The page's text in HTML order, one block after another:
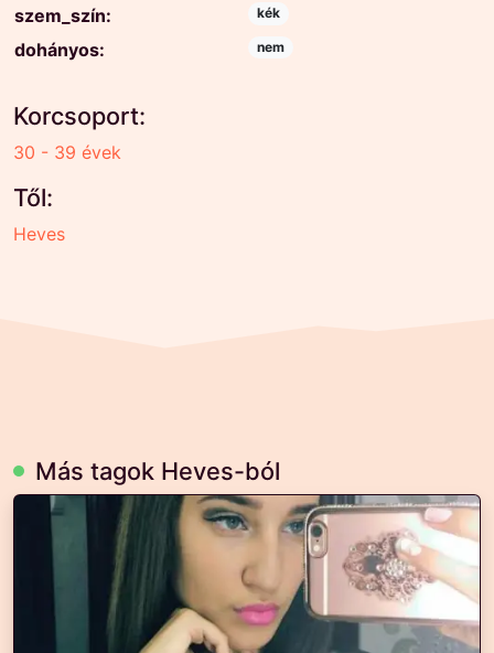
szem_szín: kék
dohányos: nem
Korcsoport:
30 - 39 évek
Től:
Heves
Más tagok Heves-ból